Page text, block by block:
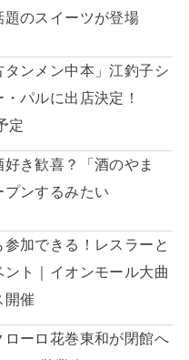
のスイーツが登場
タンメン中本」江釣子シ
パルに出店決定！
定
好き歓喜？「酒のやま
ンするみたい
参加できる！レスラーと
ト｜イオンモール大曲
開催
ローロ花巻東和が閉館へ